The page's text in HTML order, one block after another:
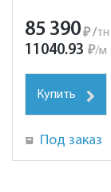
85 390₽ /тн
11040.93 ₽/м
Купить
Под заказ